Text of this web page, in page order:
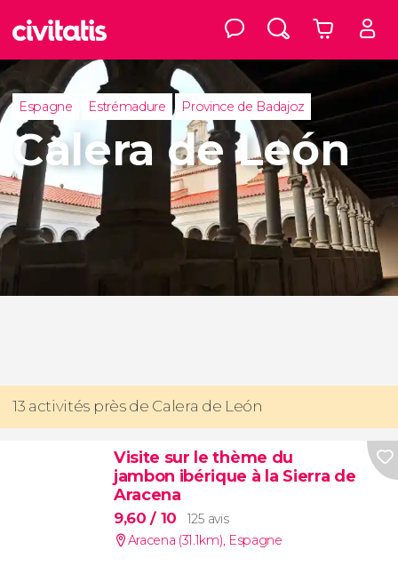
Espagne Estrémadure Province de Badajoz
Calera de León
13 activités près de Calera de León
Visite sur le thème du
jambon ibérique à la Sierra de
Aracena
9,60/ 10
125 avis
Aracena (31.1km) Espagne